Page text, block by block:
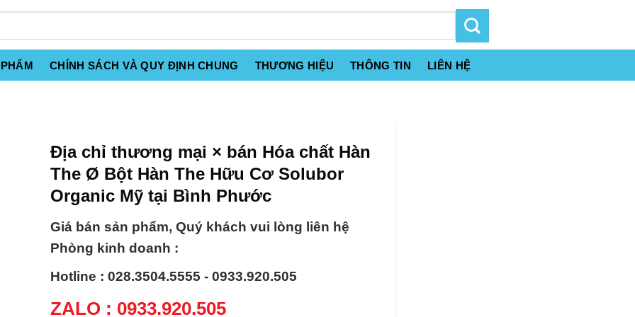
CHÍNH SÁCH VÀ QUY ĐỊNH CHUNG THƯƠNG HIỆU THÔNG TIN LIÊN HỆ
Địa chỉ thương mại × bán Hóa chất Hàn
The Ø Bột Hàn The Hữu Cơ Solubor
Organic Mỹ tại Bình Phước
Giá bán sản phẩm, Quý khách vui lòng liên hệ
Phòng kinh doanh :
Hotline : 028.3504.5555 - 0933.920.505
ZALO : 0933.920.505